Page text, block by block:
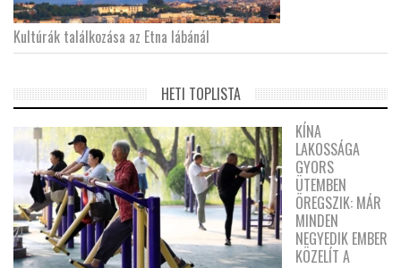
Kultúrák találkozása az Etna lábánál
HETI TOPLISTA
KÍNA
LAKOSSÁGA
GYORS
ÜTEMBEN
ÖREGSZIK: MÁR
MINDEN
NEGYEDIK EMBER
KÖZELÍT A